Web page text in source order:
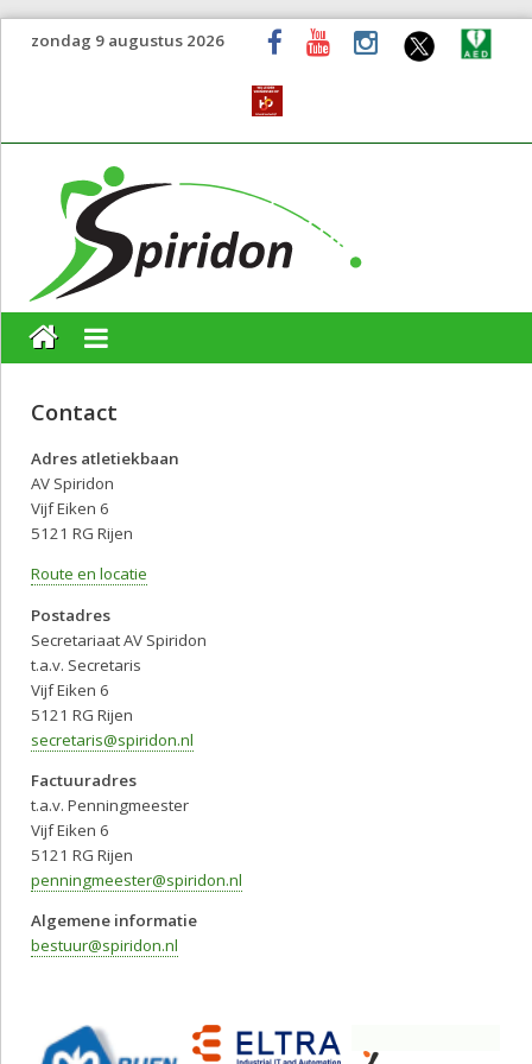
zondag 9 augustus 2026
Contact
Adres atletiekbaan
AV Spiridon
Vijf Eiken 6
5121 RG Rijen
Route en locatie
Postadres
Secretariaat AV Spiridon
t.a.v. Secretaris
Vijf Eiken 6
5121 RG Rijen
secretaris@spiridon.nl
Factuuradres
t.a.v. Penningmeester
Vijf Eiken 6
5121 RG Rijen
penningmeester@spiridon.nl
Algemene informatie
bestuur@spiridon.nl